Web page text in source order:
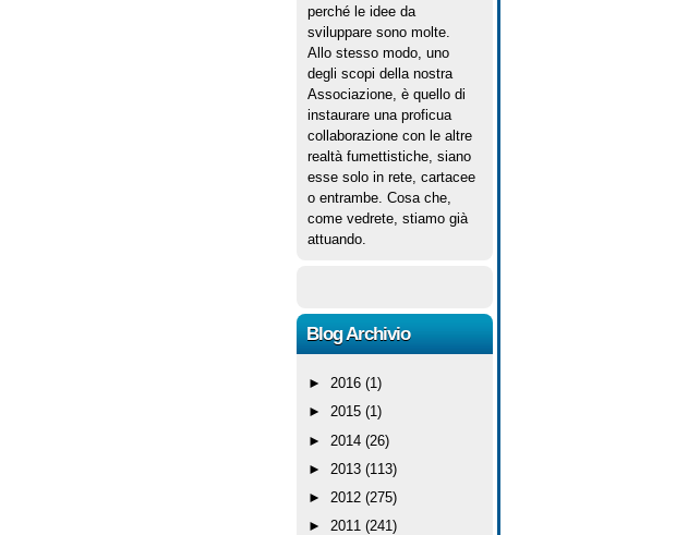
perché le idee da
sviluppare sono molte.
Allo stesso modo, uno
degli scopi della nostra
Associazione, è quello di
instaurare una proficua
collaborazione con le altre
realtà fumettistiche, siano
esse solo in rete, cartacee
o entrambe. Cosa che,
come vedrete, stiamo già
attuando.
Blog Archivio
► 2016 (1)
► 2015 (1)
► 2014 (26)
► 2013 (113)
► 2012 (275)
► 2011 (241)